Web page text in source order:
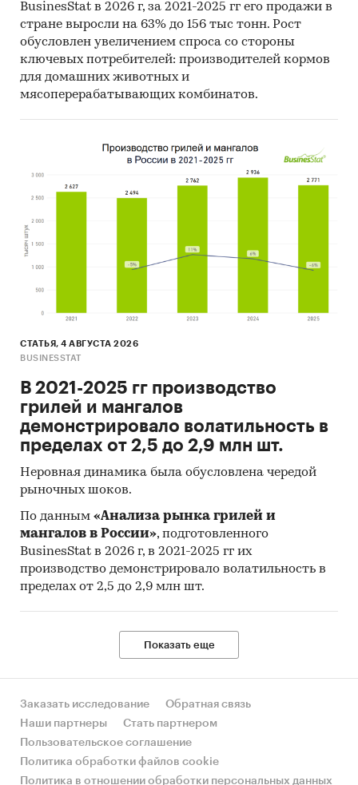
BusinesStat в 2026 г, за 2021-2025 гг его продажи в
стране выросли на 63% до 156 тыс тонн. Рост
обусловлен увеличением спроса со стороны
ключевых потребителей: производителей кормов
для домашних животных и
мясоперерабатывающих комбинатов.
СТАТЬЯ, 4 АВГУСТА 2026
BUSINESSTAT
В 2021-2025 гг производство
грилей и мангалов
демонстрировало волатильность в
пределах от 2,5 до 2,9 млн шт.
Неровная динамика была обусловлена чередой
рыночных шоков.
По данным «Анализа рынка грилей и
мангалов в России», подготовленного
BusinesStat в 2026 г, в 2021-2025 гг их
производство демонстрировало волатильность в
пределах от 2,5 до 2,9 млн шт.
Показать еще
Заказать исследование
Обратная связь
Наши партнеры
Стать партнером
Пользовательское соглашение
Политика обработки файлов cookie
Политика в отношении обработки персональных данных